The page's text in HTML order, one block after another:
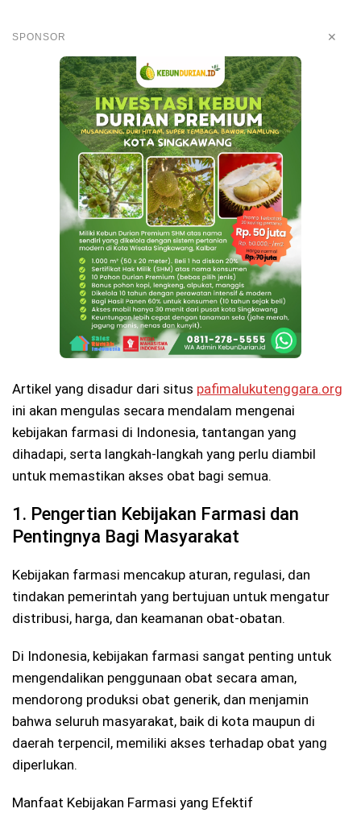
SPONSOR ✕
Artikel yang disadur dari situs pafimalukutenggara.org
ini akan mengulas secara mendalam mengenai
kebijakan farmasi di Indonesia, tantangan yang
dihadapi, serta langkah-langkah yang perlu diambil
untuk memastikan akses obat bagi semua.
1. Pengertian Kebijakan Farmasi dan
Pentingnya Bagi Masyarakat
Kebijakan farmasi mencakup aturan, regulasi, dan
tindakan pemerintah yang bertujuan untuk mengatur
distribusi, harga, dan keamanan obat-obatan.
Di Indonesia, kebijakan farmasi sangat penting untuk
mengendalikan penggunaan obat secara aman,
mendorong produksi obat generik, dan menjamin
bahwa seluruh masyarakat, baik di kota maupun di
daerah terpencil, memiliki akses terhadap obat yang
diperlukan.
Manfaat Kebijakan Farmasi yang Efektif